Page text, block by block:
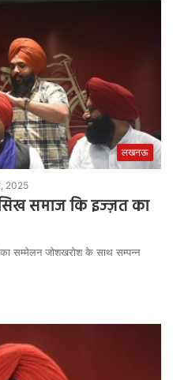
लखनऊ
2025
समाज कि इज्ज़त का
सम्मेलन जोशखरोश के साथ सम्पन्न